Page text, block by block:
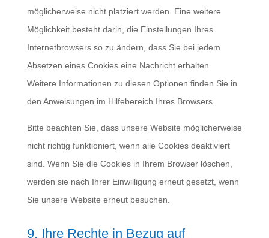
möglicherweise nicht platziert werden. Eine weitere
Möglichkeit besteht darin, die Einstellungen Ihres
Internetbrowsers so zu ändern, dass Sie bei jedem
Absetzen eines Cookies eine Nachricht erhalten.
Weitere Informationen zu diesen Optionen finden Sie in
den Anweisungen im Hilfebereich Ihres Browsers.
Bitte beachten Sie, dass unsere Website möglicherweise
nicht richtig funktioniert, wenn alle Cookies deaktiviert
sind. Wenn Sie die Cookies in Ihrem Browser löschen,
werden sie nach Ihrer Einwilligung erneut gesetzt, wenn
Sie unsere Website erneut besuchen.
9. Ihre Rechte in Bezug auf